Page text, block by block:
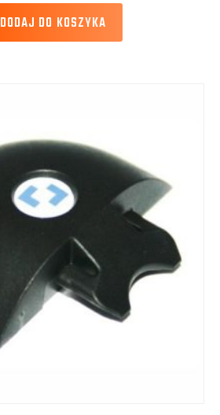
DODAJ DO KOSZYKA